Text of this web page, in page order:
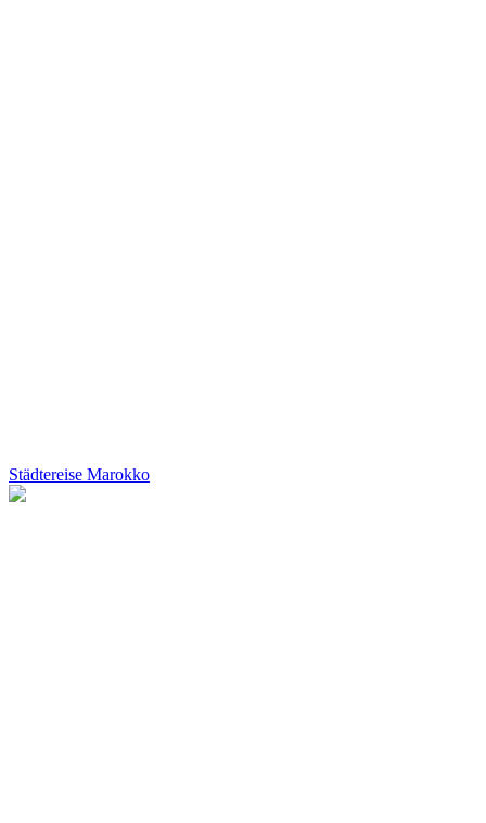
Städtereise Marokko